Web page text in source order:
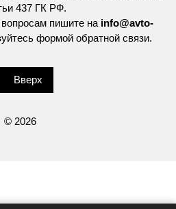
437 ГК РФ.
пишите на info@avto-
формой обратной связи.
Вверх
© 2026